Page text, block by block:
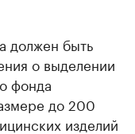
должен быть
о выделении
фонда
до 200
изделий